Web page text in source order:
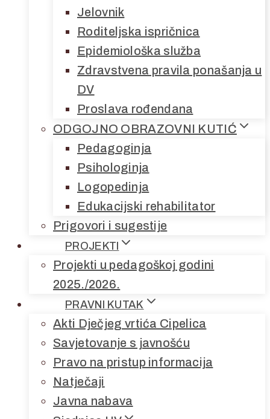
Jelovnik
Roditeljska ispričnica
Epidemiološka služba
Zdravstvena pravila ponašanja u
DV
Proslava rođendana
ODGOJNO OBRAZOVNI KUTIĆ
Pedagoginja
Psihologinja
Logopedinja
Edukacijski rehabilitator
Prigovori i sugestije
PROJEKTI
Projekti u pedagoškoj godini
2025./2026.
PRAVNI KUTAK
Akti Dječjeg vrtića Cipelica
Savjetovanje s javnošću
Pravo na pristup informacija
Natječaji
Javna nabava